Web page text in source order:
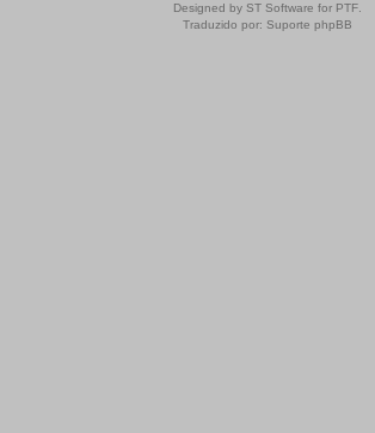
Designed by ST Software for PTF.
Traduzido por: Suporte phpBB